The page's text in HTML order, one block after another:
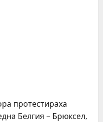
протестираха
Белгия – Брюксел,